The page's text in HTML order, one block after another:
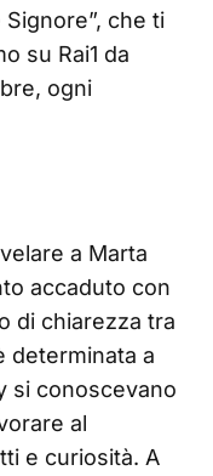
che ti
su Rai1 da
ogni
a Marta
accaduto con
di chiarezza tra
determinata a
si conoscevano
al
e curiosità. A